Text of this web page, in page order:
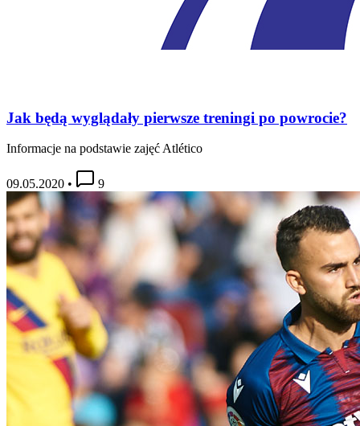
Jak będą wyglądały pierwsze treningi po powrocie?
Informacje na podstawie zajęć Atlético
09.05.2020 • 9